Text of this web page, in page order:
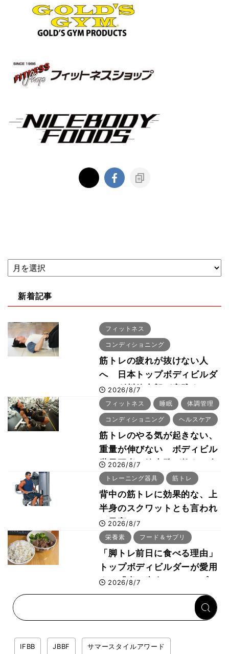
新着記事
フィットネス
コンディショニング
筋トレの疲れが抜けない人
へ 日本トップボディビルダ
ー・刈川啓志郎が実践する
「回復習慣」
2026/8/7
フィットネス 睡眠 体調管理
コンディショニング ヘルスケア
筋トレのやる気が起きない、
重量が伸びない ボディビル
世界王者・鈴木雅が教える食
事・睡眠・呼吸の整え方
2026/8/7
トレーニング器具 筋トレ
背中の筋トレに効果的な、上
半身のスクワットとも言われ
た最高マシン“ノーチラス・
プルオーバーマシン”とは？
2026/8/7
栄養素 フード＆サプリ
「脚トレ前日に食べる理由」
トップボディビルダーが愛用
する「米＋牛肉」のシンプル
回復メシとは？
2026/8/7
IFBB JBBF サマースタイルアワード